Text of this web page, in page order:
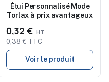
Étui Personnalisé Mode
Torlax à prix avantageux
0,32 €
0,38 € TTC
Voir le produit